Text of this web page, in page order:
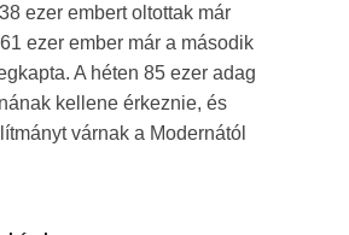
ezer embert oltottak már
ezer ember már a második
A héten 85 ezer adag
kellene érkeznie, és
várnak a Modernától